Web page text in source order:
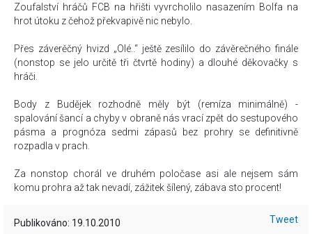
Zoufalství hráčů FCB na hřišti vyvrcholilo nasazením Bolfa na
hrot útoku z čehož překvapivě nic nebylo.
Přes záverěčný hvizd „Olé..“ ještě zesílilo do závěrečného finále
(nonstop se jelo určitě tři čtvrtě hodiny) a dlouhé děkovačky s
hráči.
Body z Budějek rozhodně měly být (remíza minimálně) -
spalování šancí a chyby v obraně nás vrací zpět do sestupového
pásma a prognóza sedmi zápasů bez prohry se definitivně
rozpadla v prach.
Za nonstop chorál ve druhém poločase asi ale nejsem sám
komu prohra až tak nevadí, zážitek šílený, zábava sto procent!
Publikováno: 19.10.2010 Tweet